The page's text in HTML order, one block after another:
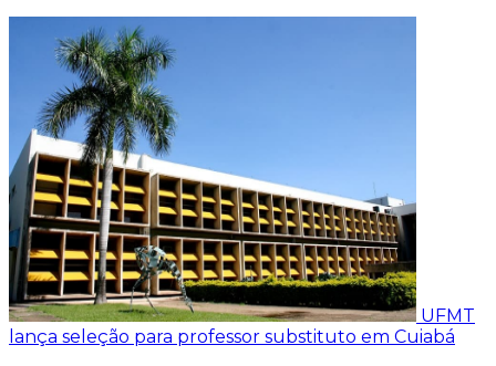
UFMT
lança seleção para professor substituto em Cuiabá